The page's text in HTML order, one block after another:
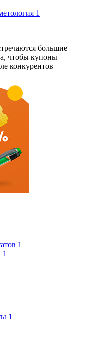
1
большие
чтобы купоны
конкурентов
1
1
1